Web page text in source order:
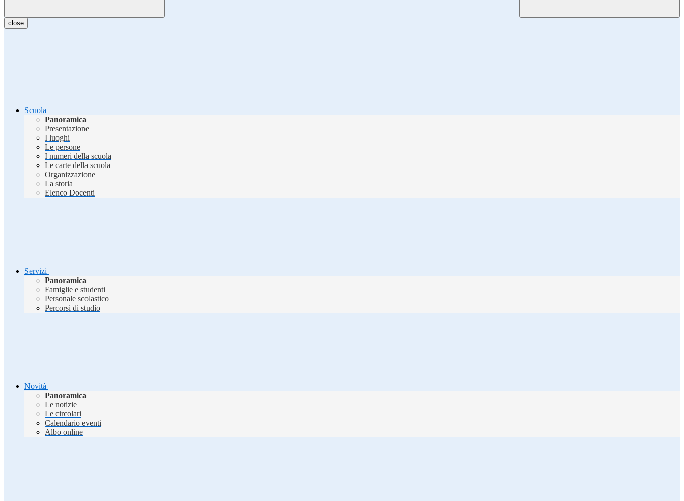
close
Scuola
Panoramica
Presentazione
I luoghi
Le persone
I numeri della scuola
Le carte della scuola
Organizzazione
La storia
Elenco Docenti
Servizi
Panoramica
Famiglie e studenti
Personale scolastico
Percorsi di studio
Novità
Panoramica
Le notizie
Le circolari
Calendario eventi
Albo online